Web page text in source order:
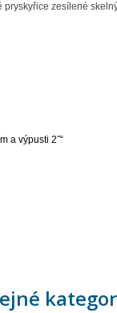
zesílené
a výpusti 2˝“
uložit do